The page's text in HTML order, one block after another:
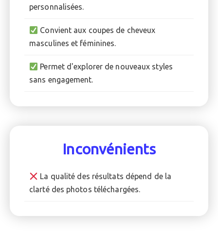
personnalisées.
Convient aux coupes de cheveux
masculines et féminines.
Permet d'explorer de nouveaux styles
sans engagement.
Inconvénients
La qualité des résultats dépend de la
clarté des photos téléchargées.